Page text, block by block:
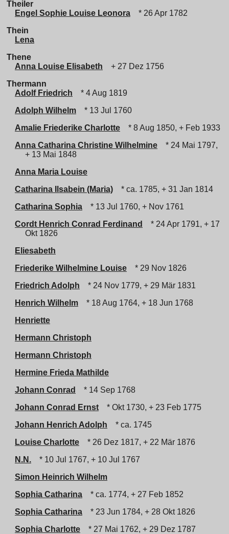
Theiler
Engel Sophie Louise Leonora
* 26 Apr 1782
Thein
Lena
Thene
Anna Louise Elisabeth
+ 27 Dez 1756
Thermann
Adolf Friedrich
* 4 Aug 1819
Adolph Wilhelm
* 13 Jul 1760
Amalie Friederike Charlotte
* 8 Aug 1850, + Feb 1933
Anna Catharina Christine Wilhelmine
* 24 Mai 1797,
+ 13 Mai 1848
Anna Maria Louise
Catharina Ilsabein (Maria)
* ca. 1785, + 31 Jan 1814
Catharina Sophia
* 13 Jul 1760, + Nov 1761
Cordt Henrich Conrad Ferdinand
* 24 Apr 1791, + 17
Okt 1826
Eliesabeth
Friederike Wilhelmine Louise
* 29 Nov 1826
Friedrich Adolph
* 24 Nov 1779, + 29 Mär 1831
Henrich Wilhelm
* 18 Aug 1764, + 18 Jun 1768
Henriette
Hermann Christoph
Hermann Christoph
Hermine Frieda Mathilde
Johann Conrad
* 14 Sep 1768
Johann Conrad Ernst
* Okt 1730, + 23 Feb 1775
Johann Henrich Adolph
* ca. 1745
Louise Charlotte
* 26 Dez 1817, + 22 Mär 1876
N.N.
* 10 Jul 1767, + 10 Jul 1767
Simon Heinrich Wilhelm
Sophia Catharina
* ca. 1774, + 27 Feb 1852
Sophia Catharina
* 23 Jun 1784, + 28 Okt 1826
Sophia Charlotte
* 27 Mai 1762, + 29 Dez 1787